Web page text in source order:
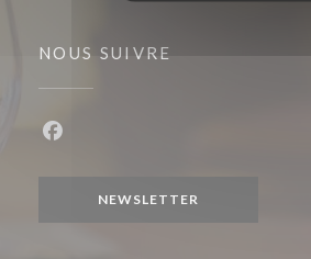
NOUS SUIVRE
NEWSLETTER